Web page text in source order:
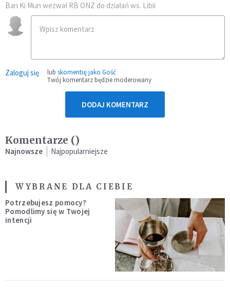
Ban Ki Mun wezwał RB ONZ do działań ws. Libii
Zaloguj się lub skomentuj jako Gość
Twój komentarz będzie moderowany
DODAJ KOMENTARZ
Komentarze ()
Najnowsze Najpopularniejsze
WYBRANE DLA CIEBIE
Potrzebujesz pomocy?
Pomodlimy się w Twojej
intencji